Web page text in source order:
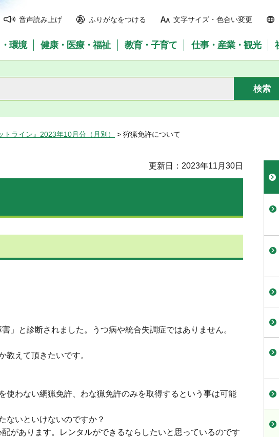
音声読み上げ ふりがなをつける 文字サイズ・色合い変更
環境 健康・医療・福祉 教育・子育て 仕事・産業・観光
トライン』2023年10月分（月別） > 狩猟免許について
更新日：2023年11月30日
」と診断されました。うつ病や統合失調症ではありません。
教えて頂きたいです。
使わない網猟免許、わな猟免許のみを取得するという事は可能
ないといけないのですか？
があります。レンタルができるならしたいと思っているのです